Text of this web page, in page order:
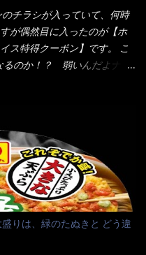
を持ち上げて・・・ ええや
ら細身で熱を加えてもへた
加えるとダラーっとなるん
シが良いバランスで・・・
える...
だよねぇ～（このスプーン
きましたが、まずまずの美
。すくい上げ力の良さを再
チラシが入っていて、何時
が偶然目に入ったのが【ホ
ス特得クーポン】です。 こ
のか！？ 弱いんだよナァ
ミレスには行きません。 最
ぐらいです。（肉が喰いた
化が進み、店員さんもフロ
ぇ～ それに注文はタッチパ
フロア担当だけでも5人は
を呼ぶピンポンを・・・ク
タッチパネルで～と教えて
ポンを受け付けない！！ 店
りは、緑のたぬきと どう違